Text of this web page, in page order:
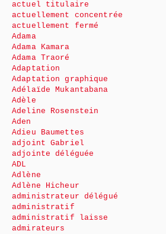
actuel titulaire
actuellement concentrée
actuellement fermé
Adama
Adama Kamara
Adama Traoré
Adaptation
Adaptation graphique
Adélaïde Mukantabana
Adèle
Adeline Rosenstein
Aden
Adieu Baumettes
adjoint Gabriel
adjointe déléguée
ADL
Adlène
Adlène Hicheur
administrateur délégué
administratif
administratif laisse
admirateurs